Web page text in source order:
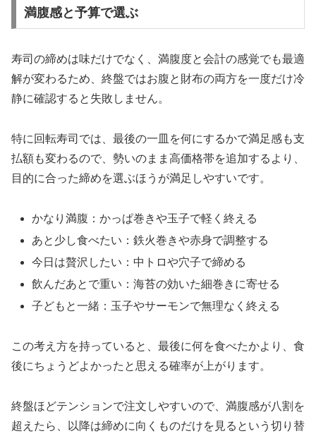
満腹感と予算で選ぶ
寿司の締めは味だけでなく、満腹度と会計の感覚でも最適
解が変わるため、終盤ではお腹と財布の両方を一度だけ冷
静に確認すると失敗しません。
特に回転寿司では、最後の一皿を何にするかで満足感も支
払額も変わるので、勢いのまま高価格帯を追加するより、
目的に合った締めを選ぶほうが満足しやすいです。
かなり満腹：かっぱ巻きや玉子で軽く終える
あと少し食べたい：鉄火巻きや赤身で調整する
今日は贅沢したい：中トロや穴子で締める
飲んだあとで重い：海苔の効いた細巻きに寄せる
子どもと一緒：玉子やサーモンで無理なく終える
この考え方を持っていると、最後に何を食べたかより、食
後にちょうどよかったと思える確率が上がります。
終盤ほどテンションで注文しやすいので、満腹感が八割を
超えたら、以降は締めに向くものだけを見るという切り替